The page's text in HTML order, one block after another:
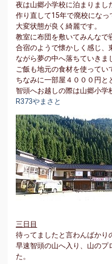
夜は山郷小学校に泊まりまし
作り直して15年で廃校になっ
大変状態が良く綺麗です。
教室に布団を敷いてみんなで
合宿のようで懐かしく感じ、
ながら夢の中へ落ちていきま
ご飯も地元の食材を使ってい
ちなみに一部屋４０００円と
智頭へお越しの際は山郷小
R373やまさと
三日目
待ってましたと言わんばかり
早速智頭の山へ入り、山のプ
た。